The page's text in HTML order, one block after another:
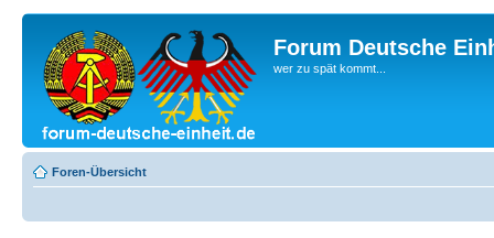
Forum Deutsche
wer zu spät kommt...
Foren-Übersicht